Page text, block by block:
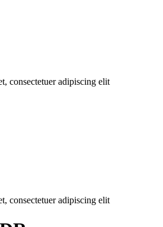
consectetuer adipiscing elit
consectetuer adipiscing elit